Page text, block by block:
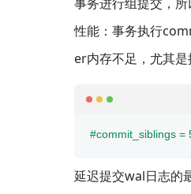
性能：事务执行
er内存不足，尤其
#commit_siblings =
延迟提交wal日志的